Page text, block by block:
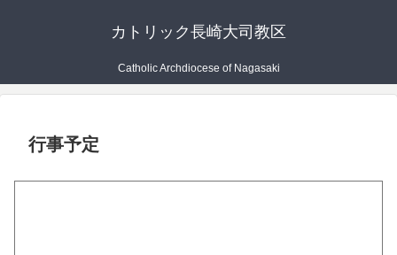
カトリック長崎大司教区
Catholic Archdiocese of Nagasaki
行事予定